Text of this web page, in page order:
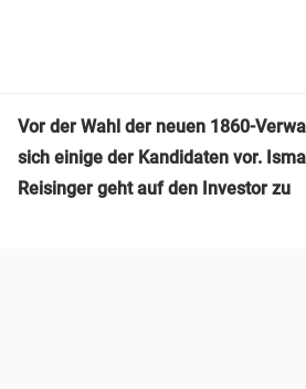
Vor der Wahl der neuen 1860-
sich einige der Kandidaten vor.
Reisinger geht auf den Investor zu